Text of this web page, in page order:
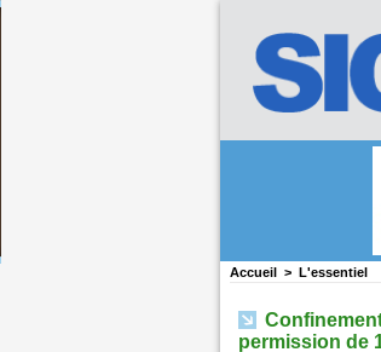
Accueil > L'essentiel
permission de